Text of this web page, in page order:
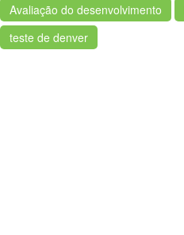
Avaliação do desenvolvimento
teste de denver